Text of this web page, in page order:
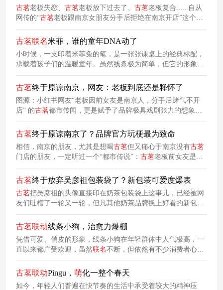
古茗老板失恋、 古茗老板放下过去了、 古茗老板复合......自从
网传的“古茗老板跟南京女朋友分手后拒绝在南京开店”这个梗
火出圈之后，网友们就给古茗老板写了一堆连续剧。这不，这
两天古茗换了个美商极高的新包装袋，网友们也调侃
古茗联名米菲，谁的童年DNA动了
小时候，一支印着米菲兔的笔，是一张张课桌上的经典标配，
承载着孩子们的温暖童年。虽然线条极为简单，但它的形象却
自带一种呆萌治愈感，因此收获了无数女孩的喜爱。这个夏
天，古茗决定联动米菲，为每个女孩重新找回有米菲的治愈童
古茗终于原谅南京，网友：老板到底还是释怀了
图源：小红书网友“老板因前女友是南京人，分手后赌气不开
店” 的古茗都市传闻，更是赋予了品牌极具戏剧张力的想象空
间。
古茗终于原谅南京了？品牌官方玩梗最为致命
相信，南京的朋友，尤其是想喝古茗但又痛心于南京没有古茗
门店的朋友，一定听过一个“都市传说”： 古茗老板前女友是南
京人，两人分手后，老板赌气发誓不再南京开店！然而最近，
景枫中心却正式宣布古茗将在南京开出首店，连官方也玩起了
古茗终于放弃吴彦祖包装袋了？新包装可爱度爆表
古茗把吴彦祖的头像直接印在奶茶包装袋上这事儿，已经被网
友们吐槽了一轮又一轮，但凡其他奶茶品牌换上好看的新包装
时，评论区一定有网友喊话古茗换包装袋。这两天，有网友发
现，古茗的包装袋图案已经变成了线条小狗，看起来像是终于
古茗联动线条小狗，治愈力爆棚
凭借可爱、俏皮的形象，线条小狗在年轻群体中人气极高，一
直以来都广受欢迎，虽然联名不断，但依然有不少消费者心甘
情愿为其可爱属性买单。这次，古茗也瞄准了线条小狗的IP价
值，与之携手发起了一场限定 联动，精准锁定女性群体，带来
溢出屏幕的可爱暴击！
古茗联动Pingu， 萌化一整个春天
如今，年轻人们普遍在快节奏的生活中承受着较大的精神压